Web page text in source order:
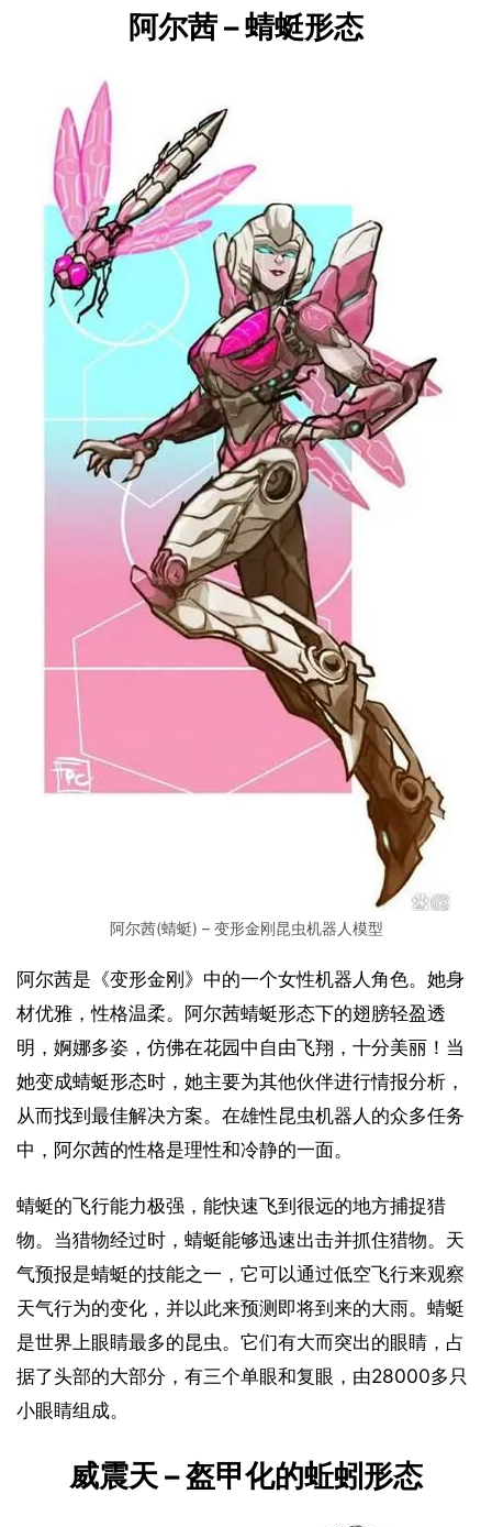
阿尔茜 – 蜻蜓形态
阿尔茜(蜻蜓) – 变形金刚昆虫机器人模型
阿尔茜是《变形金刚》中的一个女性机器人角色。她身
材优雅，性格温柔。阿尔茜蜻蜓形态下的翅膀轻盈透
明，婀娜多姿，仿佛在花园中自由飞翔，十分美丽！当
她变成蜻蜓形态时，她主要为其他伙伴进行情报分析，
从而找到最佳解决方案。在雄性昆虫机器人的众多任务
中，阿尔茜的性格是理性和冷静的一面。
蜻蜓的飞行能力极强，能快速飞到很远的地方捕捉猎
物。当猎物经过时，蜻蜓能够迅速出击并抓住猎物。天
气预报是蜻蜓的技能之一，它可以通过低空飞行来观察
天气行为的变化，并以此来预测即将到来的大雨。蜻蜓
是世界上眼睛最多的昆虫。它们有大而突出的眼睛，占
据了头部的大部分，有三个单眼和复眼，由28000多只
小眼睛组成。
威震天 – 盔甲化的蚯蚓形态